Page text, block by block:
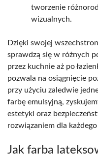
tworzenie
wizualnych.
Dzięki swojej
sprawdzą się w różnych
przez kuchnie aż po
pozwala na osiągnięcie
przy użyciu zaledwie
farbę emulsyjną,
estetyki oraz
rozwiązaniem dla
Jak farba